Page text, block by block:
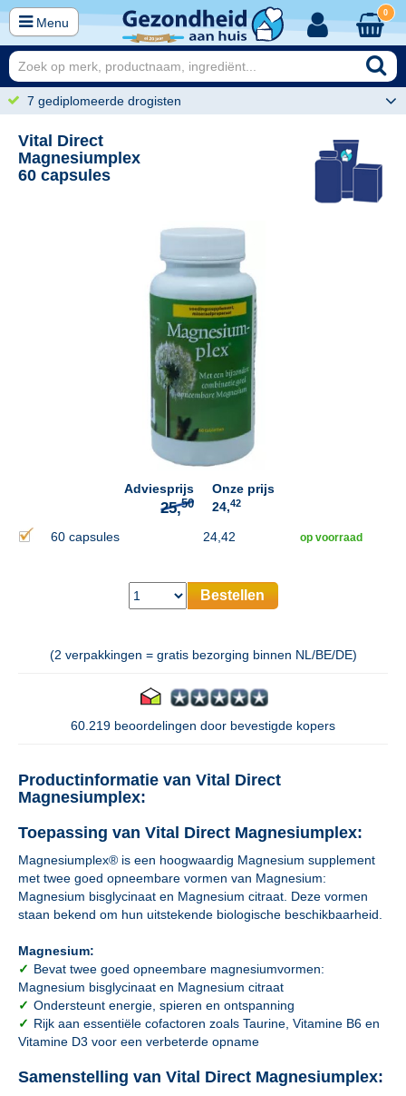
Menu
0
7 gediplomeerde drogisten
Vital Direct
Magnesiumplex
60 capsules
Adviesprijs
25,50
Onze prijs
24,42
60 capsules 24,42 op voorraad
Bestellen
(2 verpakkingen = gratis bezorging binnen NL/BE/DE)
60.219 beoordelingen door bevestigde kopers
Productinformatie van Vital Direct
Magnesiumplex:
Toepassing van Vital Direct Magnesiumplex:
Magnesiumplex® is een hoogwaardig Magnesium supplement
met twee goed opneembare vormen van Magnesium:
Magnesium bisglycinaat en Magnesium citraat. Deze vormen
staan bekend om hun uitstekende biologische beschikbaarheid.
Magnesium:
✓ Bevat twee goed opneembare magnesiumvormen:
Magnesium bisglycinaat en Magnesium citraat
✓ Ondersteunt energie, spieren en ontspanning
✓ Rijk aan essentiële cofactoren zoals Taurine, Vitamine B6 en
Vitamine D3 voor een verbeterde opname
Samenstelling van Vital Direct Magnesiumplex: